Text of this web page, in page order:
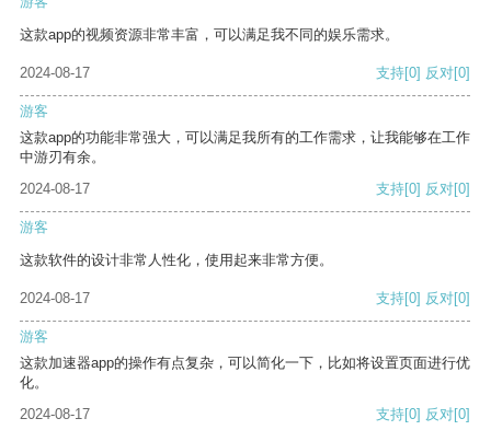
这款app的视频资源非常丰富，可以满足我不同的娱乐需求。
2024-08-17 支持[0] 反对[0]
游客
这款app的功能非常强大，可以满足我所有的工作需求，让我能够在工作
中游刃有余。
2024-08-17
支持[0] 反对[0]
游客
这款软件的设计非常人性化，使用起来非常方便。
2024-08-17 支持[0] 反对[0]
游客
这款加速器app的操作有点复杂，可以简化一下，比如将设置页面进行优
化。
2024-08-17
支持[0] 反对[0]